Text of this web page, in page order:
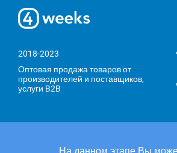
На данном этапе Вы
2018-2023
Оптовая продажа товаров от
производителей и поставщиков,
услуги B2B